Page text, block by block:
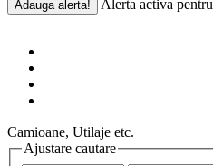
Alerta activa pentru
Camioane, Utilaje etc.
Ajustare cautare